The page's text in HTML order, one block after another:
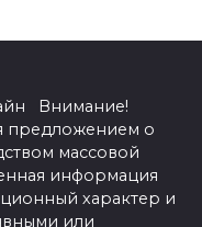
Внимание!
предложением о
массовой
информация
характер и
или